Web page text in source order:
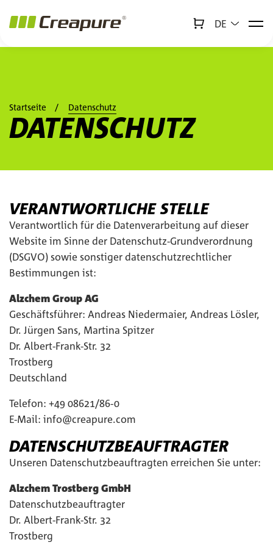
DE
Startseite Datenschutz
DATENSCHUTZ
VERANTWORTLICHE STELLE
Verantwortlich für die Datenverarbeitung auf dieser
Website im Sinne der Datenschutz-Grundverordnung
(DSGVO) sowie sonstiger datenschutzrechtlicher
Bestimmungen ist:
Alzchem Group AG
Geschäftsführer: Andreas Niedermaier, Andreas Lösler,
Dr. Jürgen Sans, Martina Spitzer
Dr. Albert-Frank-Str. 32
Trostberg
Deutschland
Telefon: +49 08621/86-0
E-Mail: info@creapure.com
DATENSCHUTZBEAUFTRAGTER
Unseren Datenschutzbeauftragten erreichen Sie unter:
Alzchem Trostberg GmbH
Datenschutzbeauftragter
Dr. Albert-Frank-Str. 32
Trostberg
Creabot ↻ x